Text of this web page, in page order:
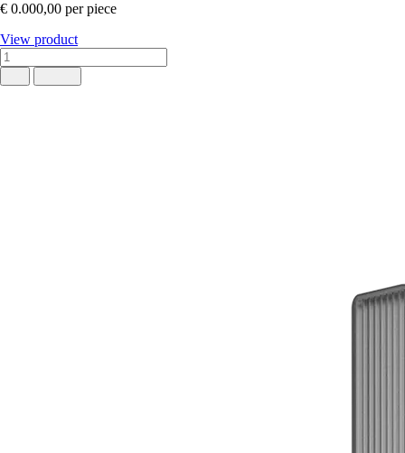
€ 0.000,00 per piece
View product